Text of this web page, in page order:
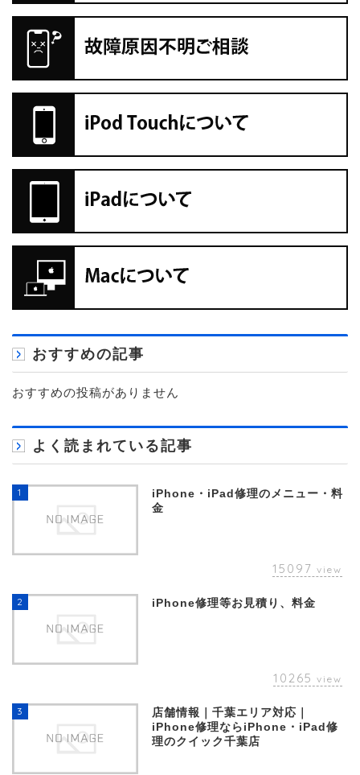
おすすめの記事
おすすめの投稿がありません
よく読まれている記事
1
iPhone・iPad修理のメニュー・料
金
15097 view
2 iPhone修理等お見積り、料金
10265 view
3
店舗情報｜千葉エリア対応｜
iPhone修理ならiPhone・iPad修
理のクイック千葉店